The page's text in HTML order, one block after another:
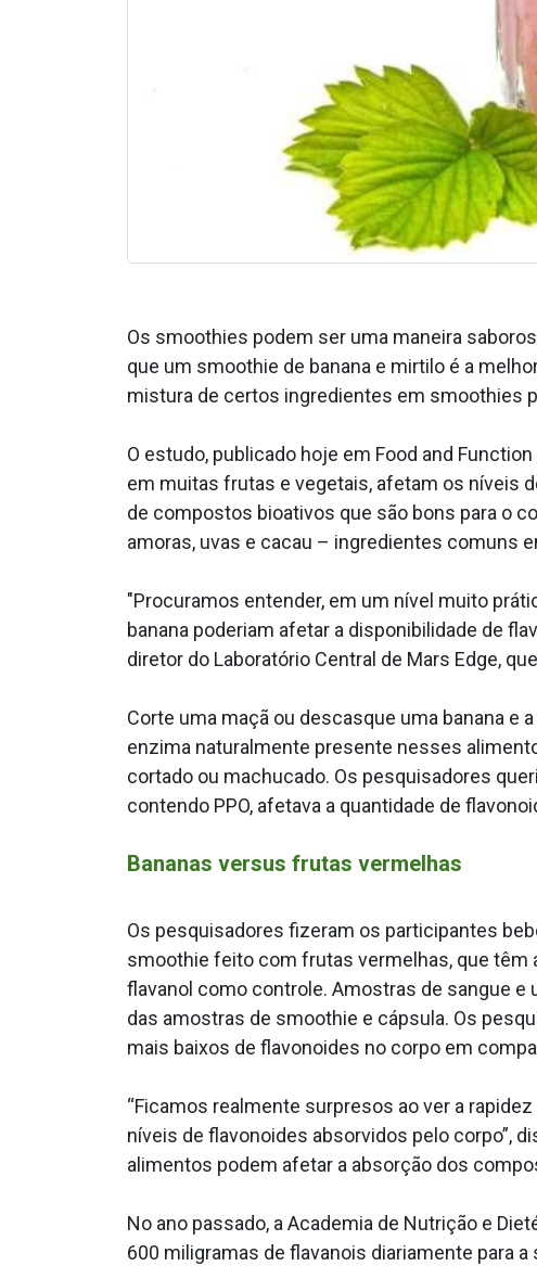
Os smoothies podem ser uma maneira
que um smoothie de banana e mirtilo é a
mistura de certos ingredientes em smoothies
O estudo, publicado hoje em Food and
em muitas frutas e vegetais, afetam os níveis
de compostos bioativos que são bons para o
amoras, uvas e cacau – ingredientes comuns
"Procuramos entender, em um nível muito
banana poderiam afetar a disponibilidade de
diretor do Laboratório Central de Mars Edge,
Corte uma maçã ou descasque uma banana e
enzima naturalmente presente nesses
cortado ou machucado. Os pesquisadores
contendo PPO, afetava a quantidade de
Bananas versus frutas vermelhas
Os pesquisadores fizeram os participantes
smoothie feito com frutas vermelhas, que têm
flavanol como controle. Amostras de sangue e
das amostras de smoothie e cápsula. Os
mais baixos de flavonoides no corpo em
“Ficamos realmente surpresos ao ver a
níveis de flavonoides absorvidos pelo corpo”,
alimentos podem afetar a absorção dos
No ano passado, a Academia de Nutrição e
600 miligramas de flavanois diariamente para